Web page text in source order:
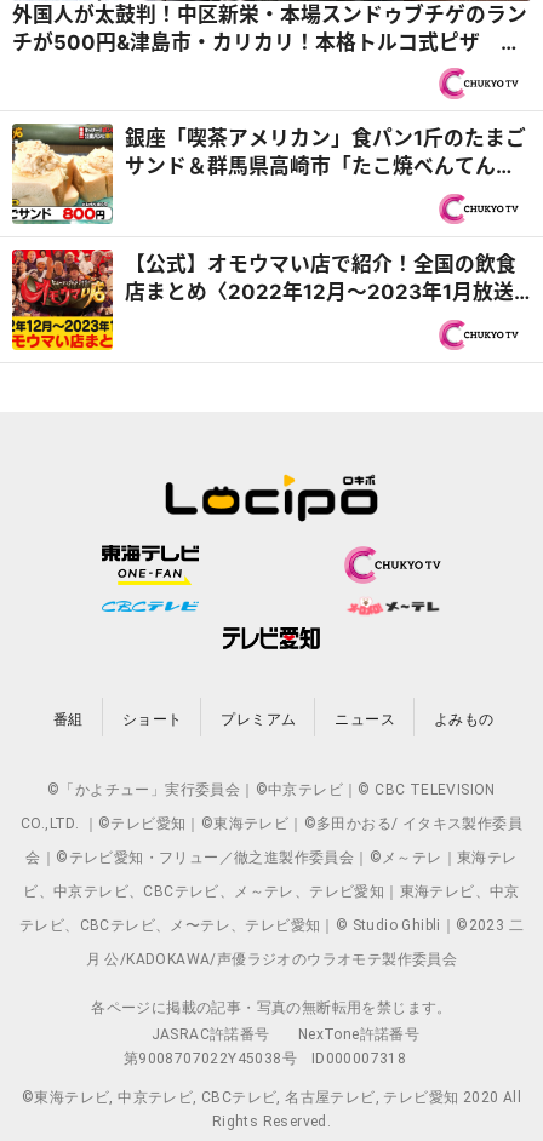
外国人が太鼓判！中区新栄・本場スンドゥブチゲのラン
チが500円&津島市・カリカリ！本格トルコ式ピザ 本
銀座「喫茶アメリカン」食パン1斤のたまご
サンド＆群馬県高崎市「たこ焼べんてん」
踊るサンバ店主！『オモウマい店』
【公式】オモウマい店で紹介！全国の飲食
店まとめ〈2022年12月〜2023年1月放送
番組 ショート プレミアム ニュース よみもの
©「かよチュー」実行委員会｜©中京テレビ｜© CBC TELEVISION
CO.,LTD. ｜©テレビ愛知｜©東海テレビ｜©多田かおる/ イタキス製作委員
会｜©テレビ愛知・フリュー／徹之進製作委員会｜©メ～テレ｜東海テレ
ビ、中京テレビ、CBCテレビ、メ～テレ、テレビ愛知｜東海テレビ、中京
テレビ、CBCテレビ、メ〜テレ、テレビ愛知｜© Studio Ghibli｜©2023 二
月 公/KADOKAWA/声優ラジオのウラオモテ製作委員会
各ページに掲載の記事・写真の無断転用を禁じます。
JASRAC許諾番号
NexTone許諾番号
第9008707022Y45038号
ID000007318
©東海テレビ, 中京テレビ, CBCテレビ, 名古屋テレビ, テレビ愛知 2020 All
Rights Reserved.